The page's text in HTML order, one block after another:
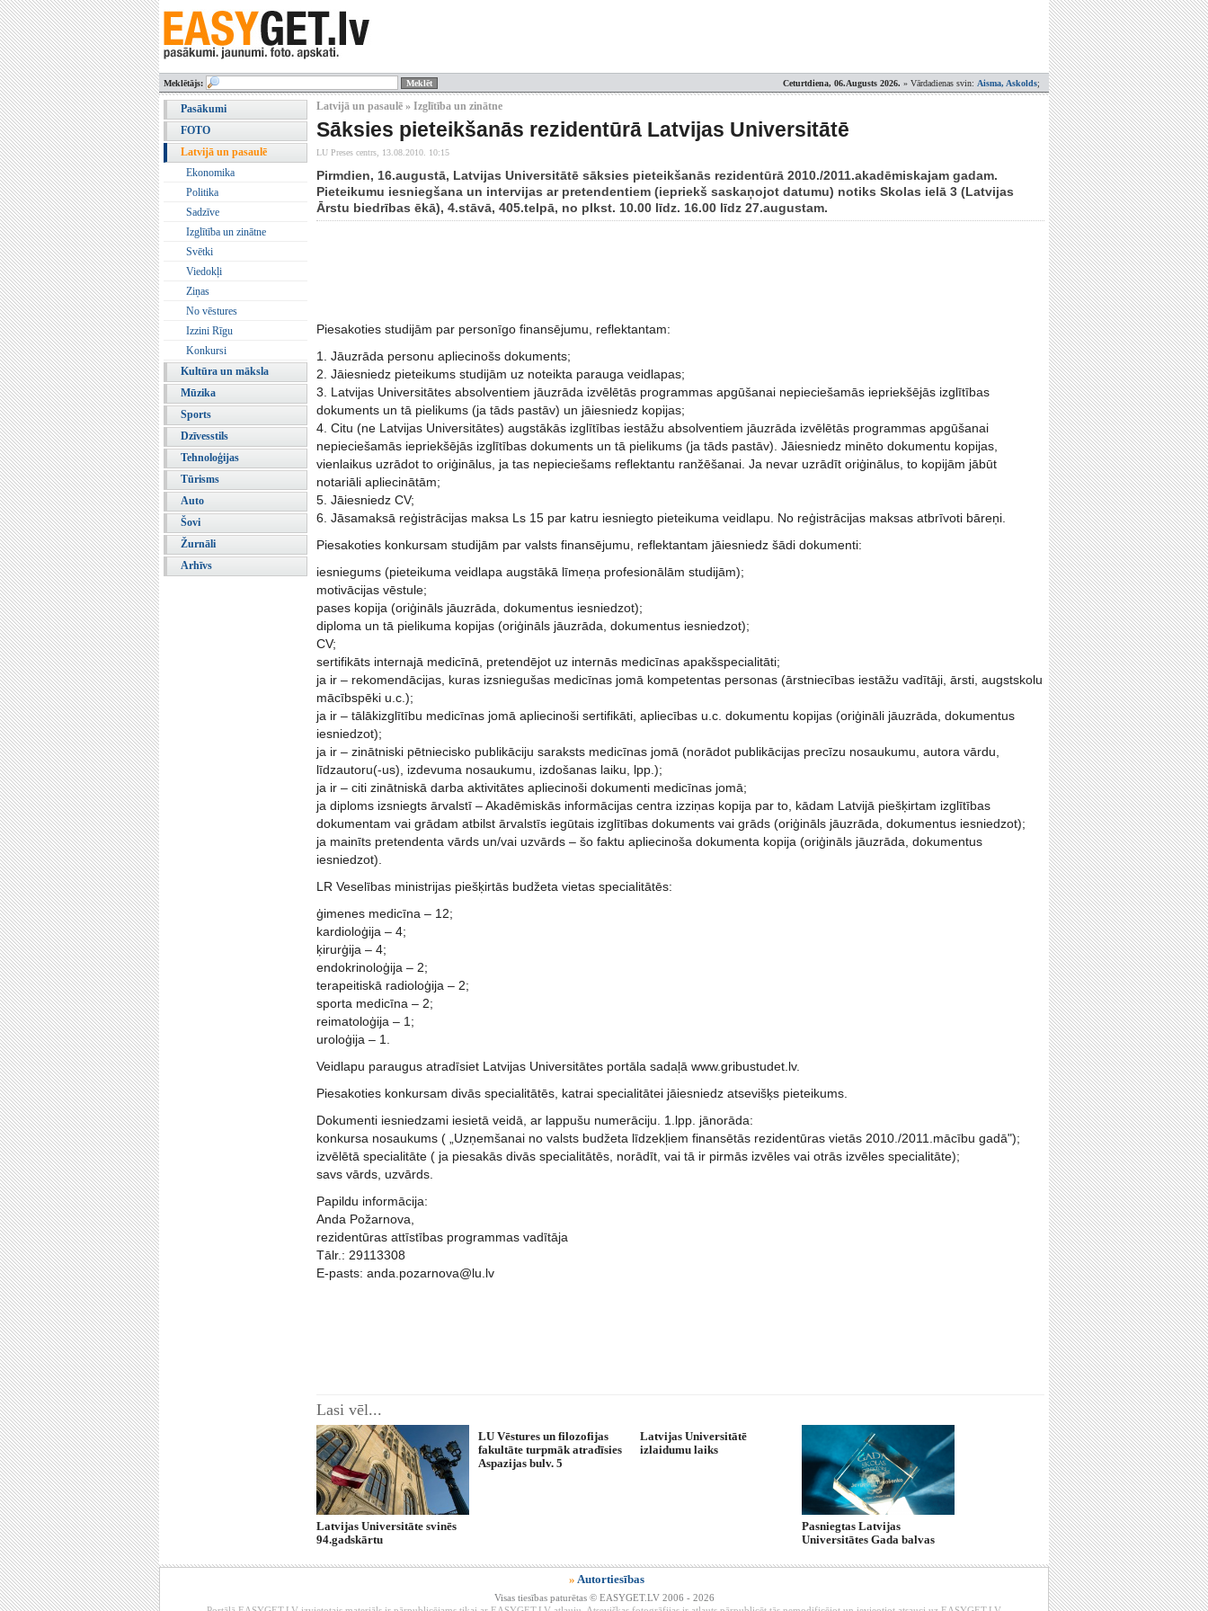
Ceturtdiena, 06.Augusts 2026. » Vārdadienas svin: Aisma, Askolds;
Meklētājs:
Pasākumi
FOTO
Latvijā un pasaulē
Ekonomika
Politika
Sadzīve
Izglītība un zinātne
Svētki
Viedokļi
Ziņas
No vēstures
Izzini Rīgu
Konkursi
Kultūra un māksla
Mūzika
Sports
Dzīvesstils
Tehnoloģijas
Tūrisms
Auto
Šovi
Žurnāli
Arhīvs
Latvijā un pasaulē » Izglītība un zinātne
Sāksies pieteikšanās rezidentūrā Latvijas Universitātē
LU Preses centrs, 13.08.2010. 10:15
Pirmdien, 16.augustā, Latvijas Universitātē sāksies pieteikšanās rezidentūrā 2010./2011.akadēmiskajam gadam.
Pieteikumu iesniegšana un intervijas ar pretendentiem (iepriekš saskaņojot datumu) notiks Skolas ielā 3 (Latvijas
Ārstu biedrības ēkā), 4.stāvā, 405.telpā, no plkst. 10.00 līdz. 16.00 līdz 27.augustam.
Piesakoties studijām par personīgo finansējumu, reflektantam:
1. Jāuzrāda personu apliecinošs dokuments;
2. Jāiesniedz pieteikums studijām uz noteikta parauga veidlapas;
3. Latvijas Universitātes absolventiem jāuzrāda izvēlētās programmas apgūšanai nepieciešamās iepriekšējās izglītības
dokuments un tā pielikums (ja tāds pastāv) un jāiesniedz kopijas;
4. Citu (ne Latvijas Universitātes) augstākās izglītības iestāžu absolventiem jāuzrāda izvēlētās programmas apgūšanai
nepieciešamās iepriekšējās izglītības dokuments un tā pielikums (ja tāds pastāv). Jāiesniedz minēto dokumentu kopijas,
vienlaikus uzrādot to oriģinālus, ja tas nepieciešams reflektantu ranžēšanai. Ja nevar uzrādīt oriģinālus, to kopijām jābūt
notariāli apliecinātām;
5. Jāiesniedz CV;
6. Jāsamaksā reģistrācijas maksa Ls 15 par katru iesniegto pieteikuma veidlapu. No reģistrācijas maksas atbrīvoti bāreņi.
Piesakoties konkursam studijām par valsts finansējumu, reflektantam jāiesniedz šādi dokumenti:
iesniegums (pieteikuma veidlapa augstākā līmeņa profesionālām studijām);
motivācijas vēstule;
pases kopija (oriģināls jāuzrāda, dokumentus iesniedzot);
diploma un tā pielikuma kopijas (oriģināls jāuzrāda, dokumentus iesniedzot);
CV;
sertifikāts internajā medicīnā, pretendējot uz internās medicīnas apakšspecialitāti;
ja ir – rekomendācijas, kuras izsniegušas medicīnas jomā kompetentas personas (ārstniecības iestāžu vadītāji, ārsti, augstskolu
mācībspēki u.c.);
ja ir – tālākizglītību medicīnas jomā apliecinoši sertifikāti, apliecības u.c. dokumentu kopijas (oriģināli jāuzrāda, dokumentus
iesniedzot);
ja ir – zinātniski pētniecisko publikāciju saraksts medicīnas jomā (norādot publikācijas precīzu nosaukumu, autora vārdu,
līdzautoru(-us), izdevuma nosaukumu, izdošanas laiku, lpp.);
ja ir – citi zinātniskā darba aktivitātes apliecinoši dokumenti medicīnas jomā;
ja diploms izsniegts ārvalstī – Akadēmiskās informācijas centra izziņas kopija par to, kādam Latvijā piešķirtam izglītības
dokumentam vai grādam atbilst ārvalstīs iegūtais izglītības dokuments vai grāds (oriģināls jāuzrāda, dokumentus iesniedzot);
ja mainīts pretendenta vārds un/vai uzvārds – šo faktu apliecinoša dokumenta kopija (oriģināls jāuzrāda, dokumentus
iesniedzot).
LR Veselības ministrijas piešķirtās budžeta vietas specialitātēs:
ģimenes medicīna – 12;
kardioloģija – 4;
ķirurģija – 4;
endokrinoloģija – 2;
terapeitiskā radioloģija – 2;
sporta medicīna – 2;
reimatoloģija – 1;
uroloģija – 1.
Veidlapu paraugus atradīsiet Latvijas Universitātes portāla sadaļā www.gribustudet.lv.
Piesakoties konkursam divās specialitātēs, katrai specialitātei jāiesniedz atsevišķs pieteikums.
Dokumenti iesniedzami iesietā veidā, ar lappušu numerāciju. 1.lpp. jānorāda:
konkursa nosaukums ( „Uzņemšanai no valsts budžeta līdzekļiem finansētās rezidentūras vietās 2010./2011.mācību gadā");
izvēlētā specialitāte ( ja piesakās divās specialitātēs, norādīt, vai tā ir pirmās izvēles vai otrās izvēles specialitāte);
savs vārds, uzvārds.
Papildu informācija:
Anda Požarnova,
rezidentūras attīstības programmas vadītāja
Tālr.: 29113308
E-pasts: anda.pozarnova@lu.lv
Lasi vēl...
Latvijas Universitāte svinēs
94.gadskārtu
LU Vēstures un filozofijas
fakultāte turpmāk atradīsies
Aspazijas bulv. 5
Latvijas Universitātē
izlaidumu laiks
Pasniegtas Latvijas
Universitātes Gada balvas
» Autortiesības
Visas tiesības paturētas © EASYGET.LV 2006 - 2026